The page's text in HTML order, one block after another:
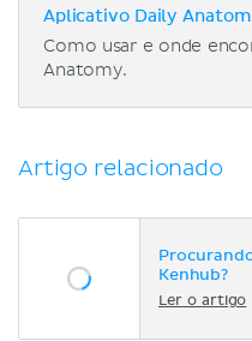
Aplicativo Daily
Como usar e onde
Anatomy.
Artigo relacionado
Kenhub?
Ler o artigo